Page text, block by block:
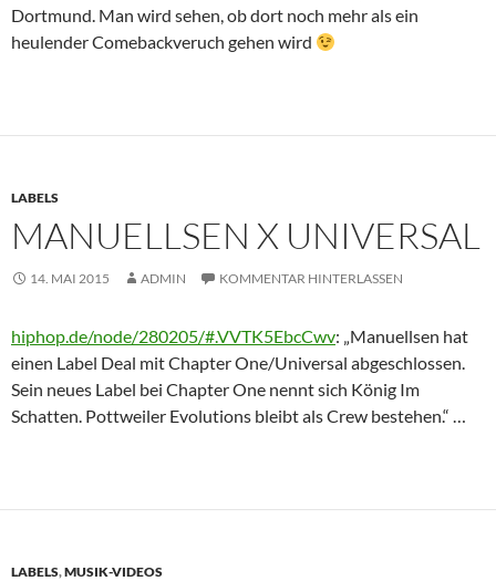
Dortmund. Man wird sehen, ob dort noch mehr als ein
heulender Comebackveruch gehen wird
LABELS
MANUELLSEN X UNIVERSAL
14. MAI 2015 ADMIN KOMMENTAR HINTERLASSEN
hiphop.de/node/280205/#.VVTK5EbcCwv: „Manuellsen hat
einen Label Deal mit Chapter One/Universal abgeschlossen.
Sein neues Label bei Chapter One nennt sich König Im
Schatten. Pottweiler Evolutions bleibt als Crew bestehen.“ …
LABELS,MUSIK-VIDEOS